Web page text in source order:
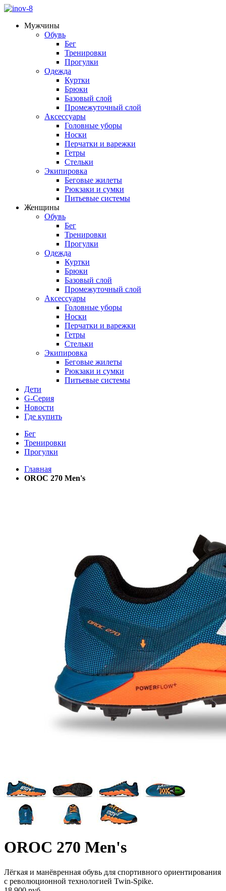
Мужчины
Обувь
Бег
Тренировки
Прогулки
Одежда
Куртки
Брюки
Базовый слой
Промежуточный слой
Аксессуары
Головные уборы
Носки
Перчатки и варежки
Гетры
Стельки
Экипировка
Беговые жилеты
Рюкзаки и сумки
Питьевые системы
Женщины
Обувь
Бег
Тренировки
Прогулки
Одежда
Куртки
Брюки
Базовый слой
Промежуточный слой
Аксессуары
Головные уборы
Носки
Перчатки и варежки
Гетры
Стельки
Экипировка
Беговые жилеты
Рюкзаки и сумки
Питьевые системы
Дети
G-Серия
Новости
Где купить
Бег
Тренировки
Прогулки
Главная
OROC 270 Men's
OROC 270 Men's
Лёгкая и манёвренная обувь для спортивного ориентирования
с революционной технологией Twin-Spike.